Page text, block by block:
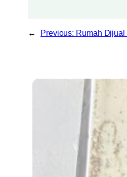
← Previous: Rumah